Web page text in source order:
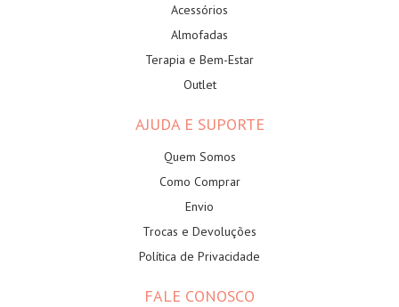
Acessórios
Almofadas
Terapia e Bem-Estar
Outlet
AJUDA E SUPORTE
Quem Somos
Como Comprar
Envio
Trocas e Devoluções
Política de Privacidade
FALE CONOSCO